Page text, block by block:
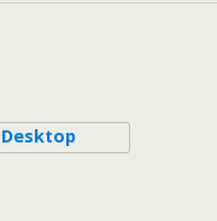
Desktop